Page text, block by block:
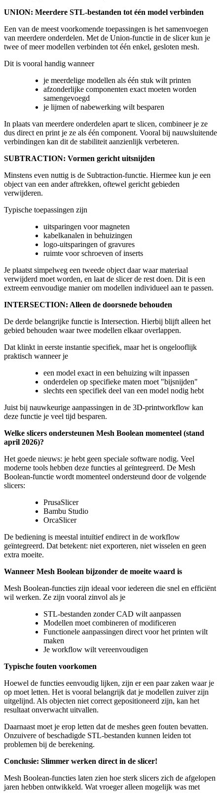
UNION: Meerdere STL-bestanden tot één model verbinden
Een van de meest voorkomende toepassingen is het samenvoegen
van meerdere onderdelen. Met de Union-functie in de slicer kun je
twee of meer modellen verbinden tot één enkel, gesloten mesh.
Dit is vooral handig wanneer
je meerdelige modellen als één stuk wilt printen
afzonderlijke componenten exact moeten worden
samengevoegd
je lijmen of nabewerking wilt besparen
In plaats van meerdere onderdelen apart te slicen, combineer je ze
dus direct en print je ze als één component. Vooral bij nauwsluitende
verbindingen kan dit de stabiliteit aanzienlijk verbeteren.
SUBTRACTION: Vormen gericht uitsnijden
Minstens even nuttig is de Subtraction-functie. Hiermee kun je een
object van een ander aftrekken, oftewel gericht gebieden
verwijderen.
Typische toepassingen zijn
uitsparingen voor magneten
kabelkanalen in behuizingen
logo-uitsparingen of gravures
ruimte voor schroeven of inserts
Je plaatst simpelweg een tweede object daar waar materiaal
verwijderd moet worden, en laat de slicer de rest doen. Dit is een
extreem eenvoudige manier om modellen individueel aan te passen.
INTERSECTION: Alleen de doorsnede behouden
De derde belangrijke functie is Intersection. Hierbij blijft alleen het
gebied behouden waar twee modellen elkaar overlappen.
Dat klinkt in eerste instantie specifiek, maar het is ongelooflijk
praktisch wanneer je
een model exact in een behuizing wilt inpassen
onderdelen op specifieke maten moet "bijsnijden"
slechts een specifiek deel van een model nodig hebt
Juist bij nauwkeurige aanpassingen in de 3D-printworkflow kan
deze functie je veel tijd besparen.
Welke slicers ondersteunen Mesh Boolean momenteel (stand
april 2026)?
Het goede nieuws: je hebt geen speciale software nodig. Veel
moderne tools hebben deze functies al geïntegreerd. De Mesh
Boolean-functie wordt momenteel ondersteund door de volgende
slicers:
PrusaSlicer
Bambu Studio
OrcaSlicer
De bediening is meestal intuïtief endirect in de workflow
geïntegreerd. Dat betekent: niet exporteren, niet wisselen en geen
extra moeite.
Wanneer Mesh Boolean bijzonder de moeite waard is
Mesh Boolean-functies zijn ideaal voor iedereen die snel en efficiënt
wil werken. Ze zijn vooral zinvol als je
STL-bestanden zonder CAD wilt aanpassen
Modellen moet combineren of modificeren
Functionele aanpassingen direct voor het printen wilt
maken
Je workflow wilt vereenvoudigen
Typische fouten voorkomen
Hoewel de functies eenvoudig lijken, zijn er een paar zaken waar je
op moet letten. Het is vooral belangrijk dat je modellen zuiver zijn
uitgelijnd. Als objecten niet correct gepositioneerd zijn, kan het
resultaat onverwacht uitvallen.
Daarnaast moet je erop letten dat de meshes geen fouten bevatten.
Onzuivere of beschadigde STL-bestanden kunnen leiden tot
problemen bij de berekening.
Conclusie: Slimmer werken direct in de slicer!
Mesh Boolean-functies laten zien hoe sterk slicers zich de afgelopen
jaren hebben ontwikkeld. Wat vroeger alleen mogelijk was met